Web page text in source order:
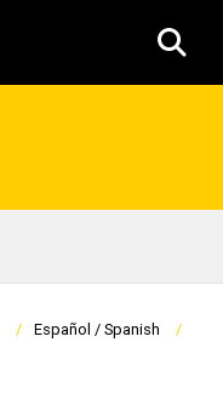
Español / Spanish